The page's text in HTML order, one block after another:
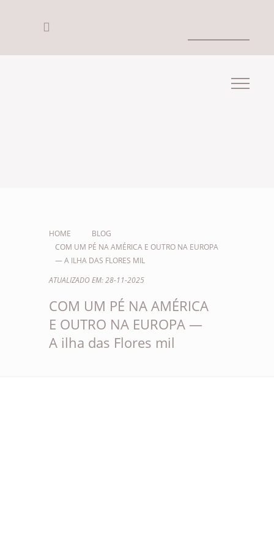
HOME
BLOG
COM UM PÉ NA AMÉRICA E OUTRO NA EUROPA
— A ILHA DAS FLORES MIL
ATUALIZADO EM: 28-11-2025
COM UM PÉ NA AMÉRICA
E OUTRO NA EUROPA —
A ilha das Flores mil